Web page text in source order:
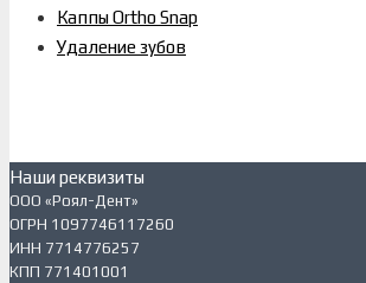
Каппы Ortho Snap
Удаление зубов
Наши реквизиты
ООО «Роял-Дент»
ОГРН 1097746117260
ИНН 7714776257
КПП 771401001